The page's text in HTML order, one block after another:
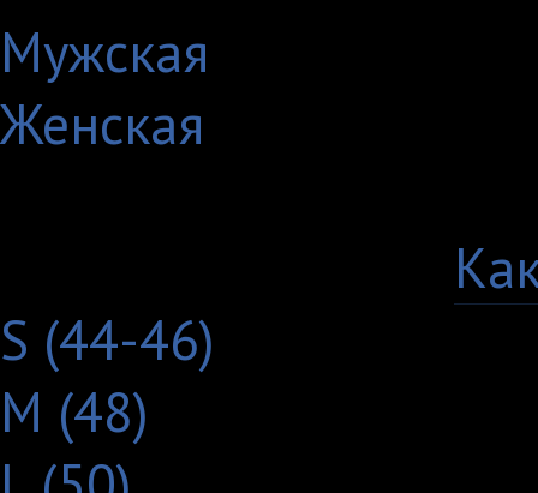
Мужская
Женская
S (44-46)
M (48)